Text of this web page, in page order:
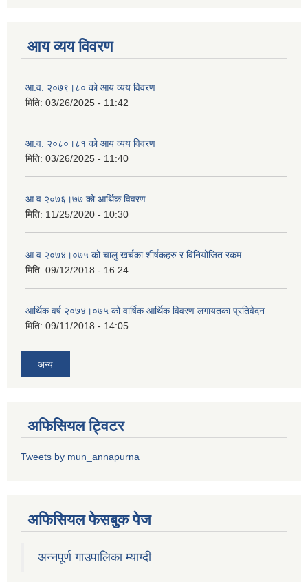
आय व्यय विवरण
आ.व. २०७९।८० को आय व्यय विवरण
मिति: 03/26/2025 - 11:42
आ.व. २०८०।८१ को आय व्यय विवरण
मिति: 03/26/2025 - 11:40
आ.व.२०७६।७७ को आर्थिक विवरण
मिति: 11/25/2020 - 10:30
आ.व.२०७४।०७५ को चालु खर्चका शीर्षकहरु र विनियोजित रकम
मिति: 09/12/2018 - 16:24
आर्थिक वर्ष २०७४।०७५ को वार्षिक आर्थिक विवरण लगायतका प्रतिवेदन
मिति: 09/11/2018 - 14:05
अन्य
अफिसियल ट्विटर
Tweets by mun_annapurna
अफिसियल फेसबुक पेज
अन्नपूर्ण गाउपालिका म्याग्दी